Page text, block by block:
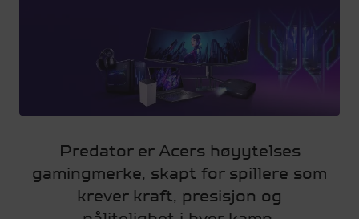
Predator er Acers høyytelses
gamingmerke, skapt for spillere som
krever kraft, presisjon og